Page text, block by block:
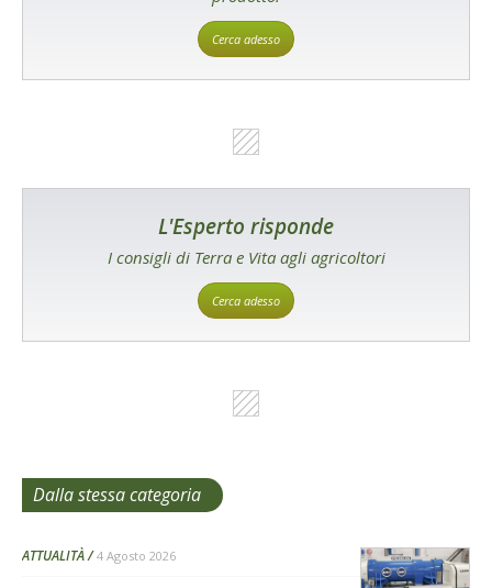
Cerca adesso
L'Esperto risponde
I consigli di Terra e Vita agli agricoltori
Cerca adesso
Dalla stessa categoria
ATTUALITÀ 4 Agosto 2026